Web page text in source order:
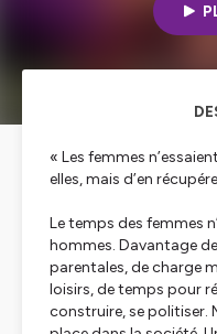
« Les femmes
elles, mais d’en
Le temps des femmes
hommes. Davantage
parentales, de charge
loisirs, de temps pour
construire, se politiser.